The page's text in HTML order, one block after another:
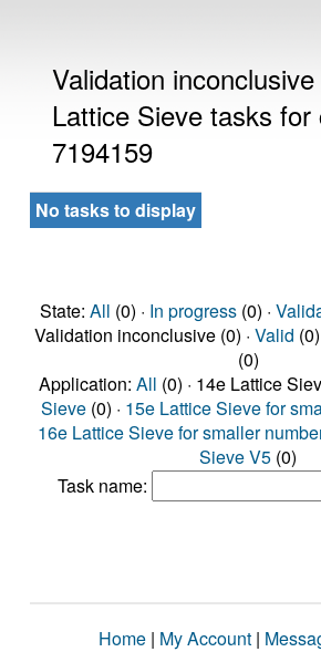
Validation
Lattice Sieve tasks
7194159
No tasks to display
State: All (0) · In progress(0) ·
Validation inconclusive (0) · Valid (0)
(0)
Application: All (0) · 14e Lattice
Sieve (0) · 15e Lattice Sieve for
16e Lattice Sieve for smaller
Sieve V5 (0)
Task name:
Home | My Account |